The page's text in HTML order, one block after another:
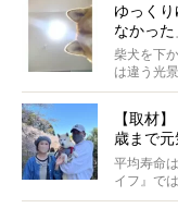
ゆっく
なかった
柴犬を下
は違う光
つぶらに
【取材
歳まで
#38とき
平均寿命
イフ』で
意を込め